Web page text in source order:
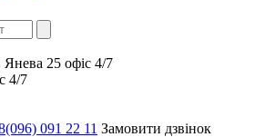
Янева 25 офіс 4/7
4/7
091 22 11 Замовити дзвінок